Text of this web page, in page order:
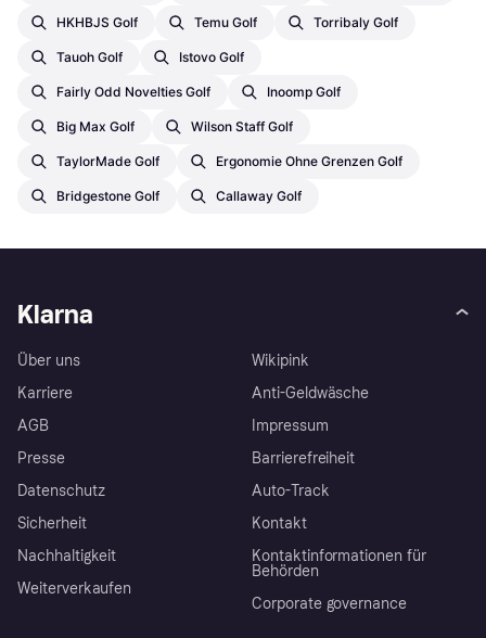
HKHBJS Golf Temu Golf Torribaly Golf
Tauoh Golf Istovo Golf
Fairly Odd Novelties Golf Inoomp Golf
Big Max Golf Wilson Staff Golf
TaylorMade Golf Ergonomie Ohne Grenzen Golf
Bridgestone Golf Callaway Golf
Klarna
Über uns
Karriere
AGB
Presse
Datenschutz
Sicherheit
Nachhaltigkeit
Weiterverkaufen
Wikipink
Anti-Geldwäsche
Impressum
Barrierefreiheit
Auto-Track
Kontakt
Kontaktinformationen für
Behörden
Corporate governance